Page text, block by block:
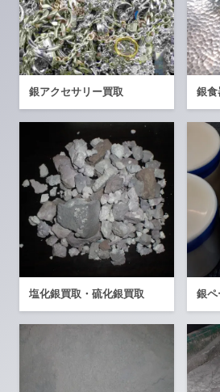
銀アクセサリー買取 銀食
塩化銀買取・硫化銀買取 銀ペ